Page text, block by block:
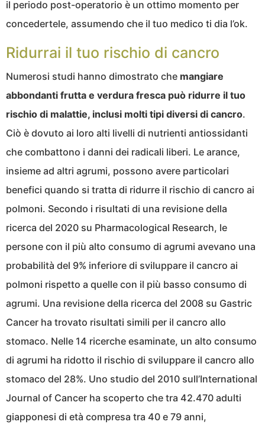
il periodo post-operatorio è un ottimo momento per
concedertele, assumendo che il tuo medico ti dia l’ok.
Ridurrai il tuo rischio di cancro
Numerosi studi hanno dimostrato che mangiare
abbondanti frutta e verdura fresca può ridurre il tuo
rischio di malattie, inclusi molti tipi diversi di cancro.
Ciò è dovuto ai loro alti livelli di nutrienti antiossidanti
che combattono i danni dei radicali liberi. Le arance,
insieme ad altri agrumi, possono avere particolari
benefici quando si tratta di ridurre il rischio di cancro ai
polmoni. Secondo i risultati di una revisione della
ricerca del 2020 su Pharmacological Research, le
persone con il più alto consumo di agrumi avevano una
probabilità del 9% inferiore di sviluppare il cancro ai
polmoni rispetto a quelle con il più basso consumo di
agrumi. Una revisione della ricerca del 2008 su Gastric
Cancer ha trovato risultati simili per il cancro allo
stomaco. Nelle 14 ricerche esaminate, un alto consumo
di agrumi ha ridotto il rischio di sviluppare il cancro allo
stomaco del 28%. Uno studio del 2010 sull’International
Journal of Cancer ha scoperto che tra 42.470 adulti
giapponesi di età compresa tra 40 e 79 anni,